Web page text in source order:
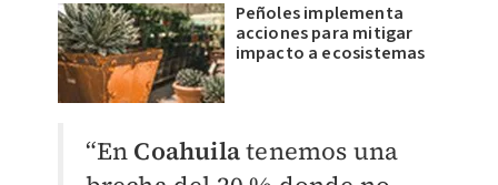
Peñoles implementa
acciones para mitigar
impacto a ecosistemas
“En Coahuilatenemos una